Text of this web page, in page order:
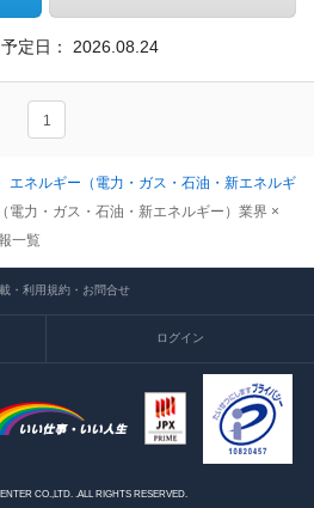
定日： 2026.08.24
1
エネルギー（電力・ガス・石油・新エネルギ
電力・ガス・石油・新エネルギー）業界 ×
一覧
・利用規約・お問合せ
ログイン
CO.,LTD. .ALL RIGHTS RESERVED.